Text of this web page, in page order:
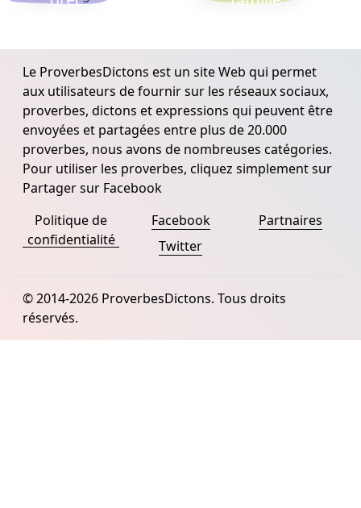
Le ProverbesDictons est un site Web qui permet
aux utilisateurs de fournir sur les réseaux sociaux,
proverbes, dictons et expressions qui peuvent être
envoyées et partagées entre plus de 20.000
proverbes, nous avons de nombreuses catégories.
Pour utiliser les proverbes, cliquez simplement sur
Partager sur Facebook
Politique de
confidentialité
Facebook
Twitter
Partnaires
© 2014-2026 ProverbesDictons. Tous droits
réservés.